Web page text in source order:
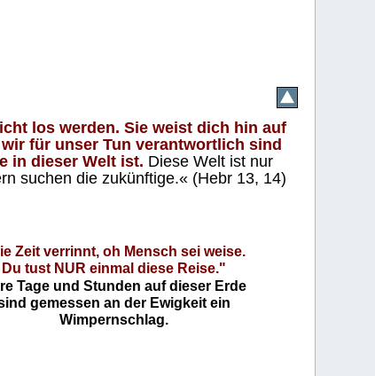
los werden. Sie weist dich hin auf
für unser Tun verantwortlich sind
in dieser Welt ist. Diese Welt ist nur
suchen die zukünftige.« (Hebr 13, 14)
Zeit verrinnt, oh Mensch sei weise.
Du tust NUR einmal diese Reise."
Tage und Stunden auf dieser Erde
gemessen an der Ewigkeit ein
Wimpernschlag.